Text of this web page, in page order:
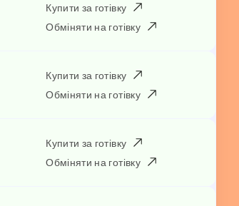
Купити за готівку
Обміняти на готівку
Купити за готівку
Обміняти на готівку
Купити за готівку
Обміняти на готівку